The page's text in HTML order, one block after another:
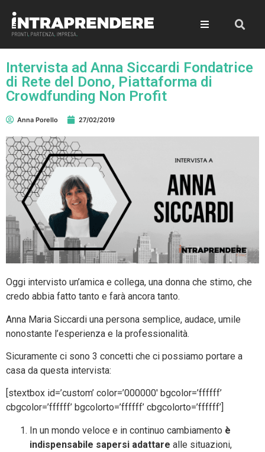
Intervista ad Anna Siccardi Fondatrice
di Rete del Dono, Piattaforma di
Crowdfunding Non Profit
Anna Porello 27/02/2019
Oggi intervisto un’amica e collega, una donna che stimo, che
credo abbia fatto tanto e farà ancora tanto.
Anna Maria Siccardi una persona semplice, audace, umile
nonostante l’esperienza e la professionalità.
Sicuramente ci sono 3 concetti che ci possiamo portare a
casa da questa intervista:
[stextbox id=’custom’ color=’000000′ bgcolor=’ffffff’
cbgcolor=’ffffff’ bgcolorto=’ffffff’ cbgcolorto=’ffffff’]
In un mondo veloce e in continuo cambiamento è
indispensabile sapersi adattare alle situazioni,